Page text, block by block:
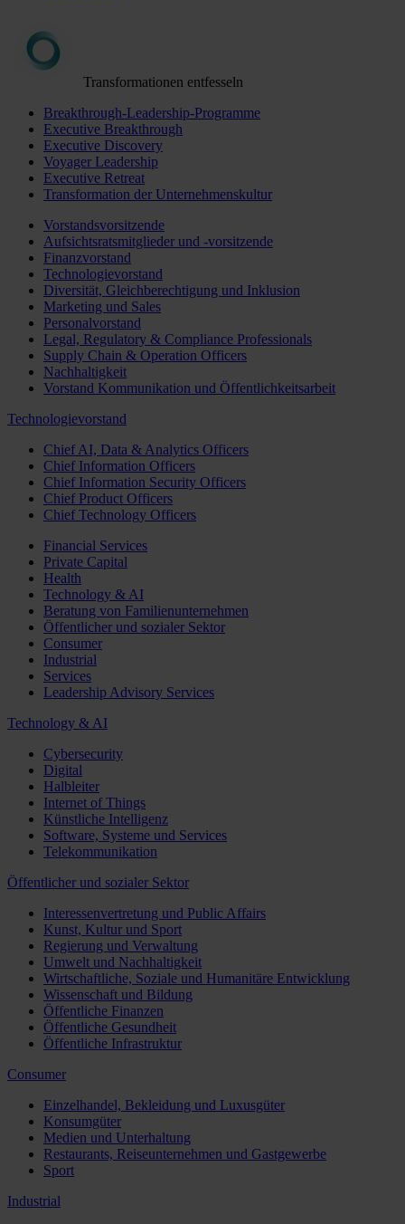
Transformationen entfesseln
Breakthrough-Leadership-Programme
Executive Breakthrough
Executive Discovery
Voyager Leadership
Executive Retreat
Transformation der Unternehmenskultur
Vorstandsvorsitzende
Aufsichtsratsmitglieder und -vorsitzende
Finanzvorstand
Technologievorstand
Diversität, Gleichberechtigung und Inklusion
Marketing und Sales
Personalvorstand
Legal, Regulatory & Compliance Professionals
Supply Chain & Operation Officers
Nachhaltigkeit
Vorstand Kommunikation und Öffentlichkeitsarbeit
Technologievorstand
Chief AI, Data & Analytics Officers
Chief Information Officers
Chief Information Security Officers
Chief Product Officers
Chief Technology Officers
Financial Services
Private Capital
Health
Technology & AI
Beratung von Familienunternehmen
Öffentlicher und sozialer Sektor
Consumer
Industrial
Services
Leadership Advisory Services
Technology & AI
Cybersecurity
Digital
Halbleiter
Internet of Things
Künstliche Intelligenz
Software, Systeme und Services
Telekommunikation
Öffentlicher und sozialer Sektor
Interessenvertretung und Public Affairs
Kunst, Kultur und Sport
Regierung und Verwaltung
Umwelt und Nachhaltigkeit
Wirtschaftliche, Soziale und Humanitäre Entwicklung
Wissenschaft und Bildung
Öffentliche Finanzen
Öffentliche Gesundheit
Öffentliche Infrastruktur
Consumer
Einzelhandel, Bekleidung und Luxusgüter
Konsumgüter
Medien und Unterhaltung
Restaurants, Reiseunternehmen und Gastgewerbe
Sport
Industrial